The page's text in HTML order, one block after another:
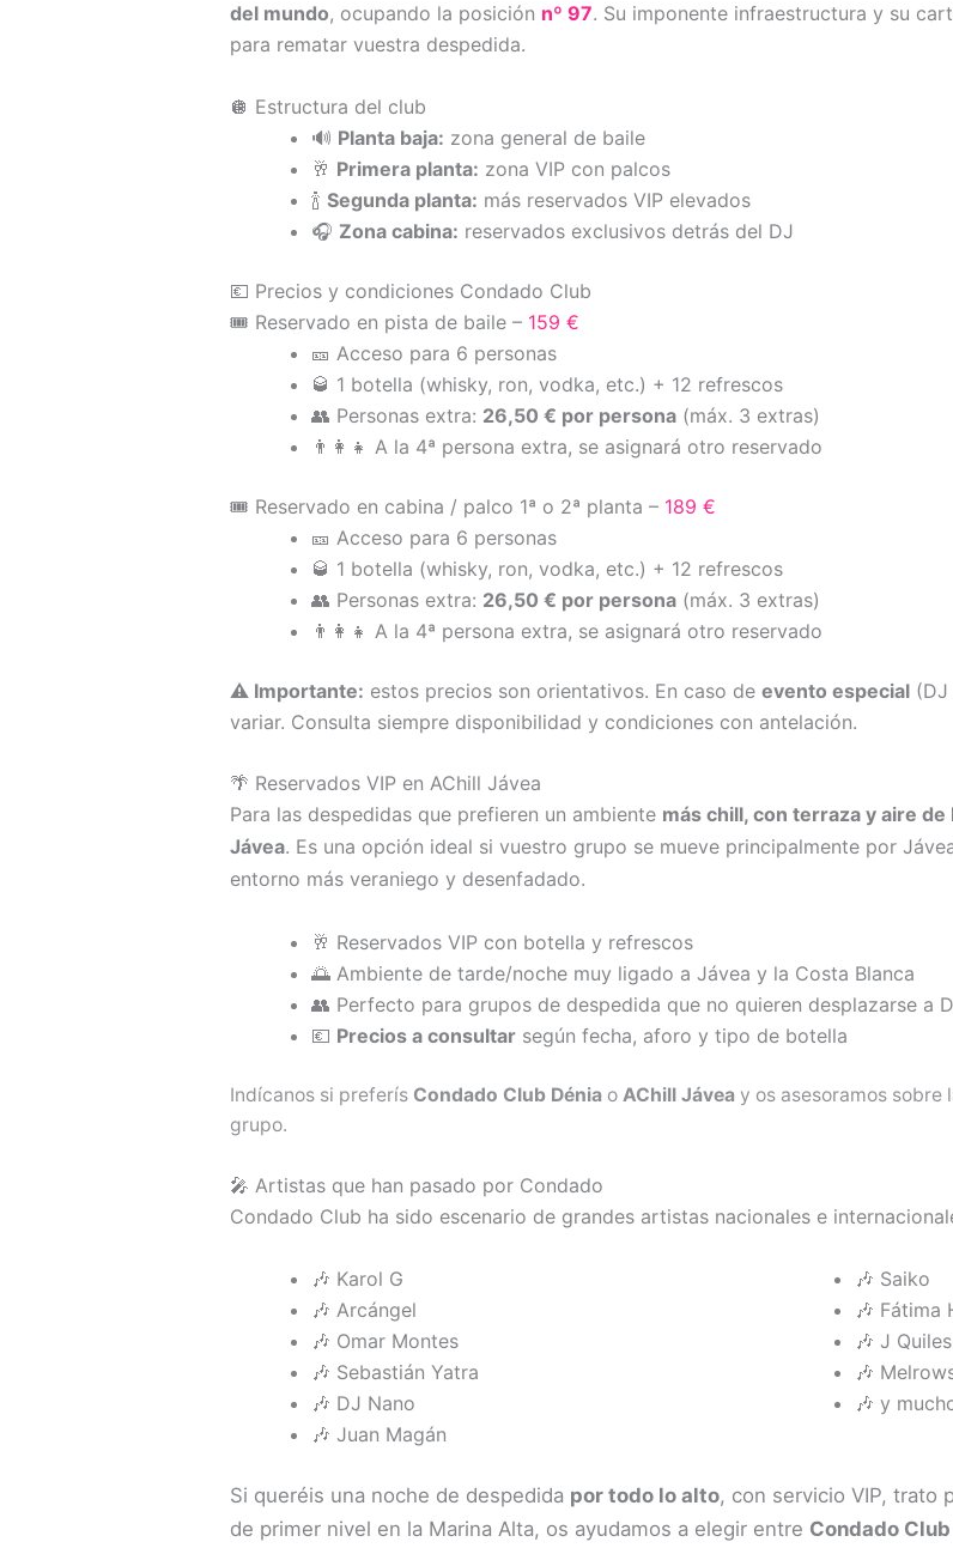
del mundo, ocupando la posición nº 97. Su imponente infraestructura y su
para rematar vuestra despedida.
🪩 Estructura del club
🔊 Planta baja: zona general de baile
🥂 Primera planta: zona VIP con palcos
🍾 Segunda planta: más reservados VIP elevados
🎧 Zona cabina: reservados exclusivos detrás del DJ
💶 Precios y condiciones Condado Club
🎟️ Reservado en pista de baile – 159 €
🎫 Acceso para 6 personas
🥃 1 botella (whisky, ron, vodka, etc.) + 12 refrescos
👥 Personas extra: 26,50 € por persona (máx. 3 extras)
👨‍👩‍👧 A la 4ª persona extra, se asignará otro reservado
🎟️ Reservado en cabina / palco 1ª o 2ª planta – 189 €
🎫 Acceso para 6 personas
🥃 1 botella (whisky, ron, vodka, etc.) + 12 refrescos
👥 Personas extra: 26,50 € por persona (máx. 3 extras)
👨‍👩‍👧 A la 4ª persona extra, se asignará otro reservado
⚠️ Importante: estos precios son orientativos. En caso de evento especial
variar. Consulta siempre disponibilidad y condiciones con antelación.
🌴 Reservados VIP en AChill Jávea
Para las despedidas que prefieren un ambiente más chill, con terraza y aire de
Jávea. Es una opción ideal si vuestro grupo se mueve principalmente por
entorno más veraniego y desenfadado.
🥂 Reservados VIP con botella y refrescos
🌅 Ambiente de tarde/noche muy ligado a Jávea y la Costa Blanca
👥 Perfecto para grupos de despedida que no quieren desplazarse a
💶 Precios a consultar según fecha, aforo y tipo de botella
Indícanos si preferís Condado Club Dénia o AChill Jávea y os asesoramos
grupo.
🎤 Artistas que han pasado por Condado
Condado Club ha sido escenario de grandes artistas nacionales e
🎶 Karol G
🎶 Arcángel
🎶 Omar Montes
🎶 Sebastián Yatra
🎶 DJ Nano
🎶 Juan Magán
🎶 Saiko
🎶 Fátima
🎶 J Quiles
🎶
🎶 y
Si queréis una noche de despedida por todo lo alto, con servicio VIP, trato
de primer nivel en la Marina Alta, os ayudamos a elegir entre Condado